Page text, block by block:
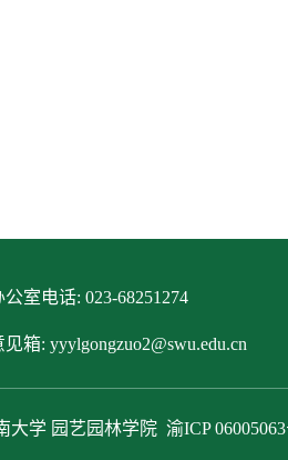
室电话: 023-68251274
箱: yyylgongzuo2@swu.edu.cn
大学 园艺园林学院 渝ICP